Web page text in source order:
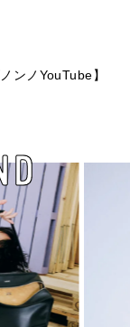
ンノYouTube】